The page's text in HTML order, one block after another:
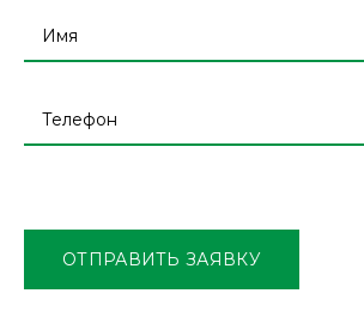
поле
пустым.
ОТПРАВИТЬ ЗАЯВКУ